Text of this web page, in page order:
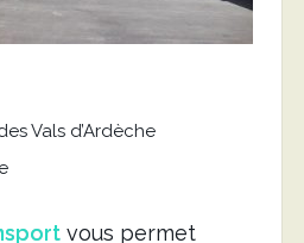
Vals d’Ardèche
vous permet